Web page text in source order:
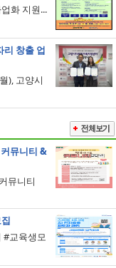
화 지원...
리 창출 업
), 고양시
뮤니티 &
뮤니티
#교육생모